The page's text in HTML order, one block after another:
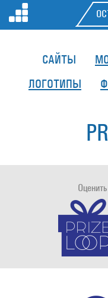
САЙТЫ
ЛОГОТИПЫ